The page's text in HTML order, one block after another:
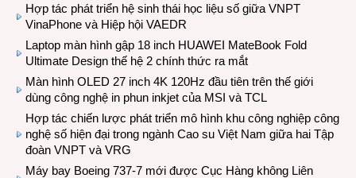
Hợp tác phát triển hệ sinh thái học liệu số giữa VNPT
VinaPhone và Hiệp hội VAEDR
Laptop màn hình gập 18 inch HUAWEI MateBook Fold
Ultimate Design thế hệ 2 chính thức ra mắt
Màn hình OLED 27 inch 4K 120Hz đầu tiên trên thế giới
dùng công nghệ in phun inkjet của MSI và TCL
Hợp tác chiến lược phát triển mô hình khu công nghiệp công
nghệ số hiện đại trong ngành Cao su Việt Nam giữa hai Tập
đoàn VNPT và VRG
Máy bay Boeing 737-7 mới được Cục Hàng không Liên